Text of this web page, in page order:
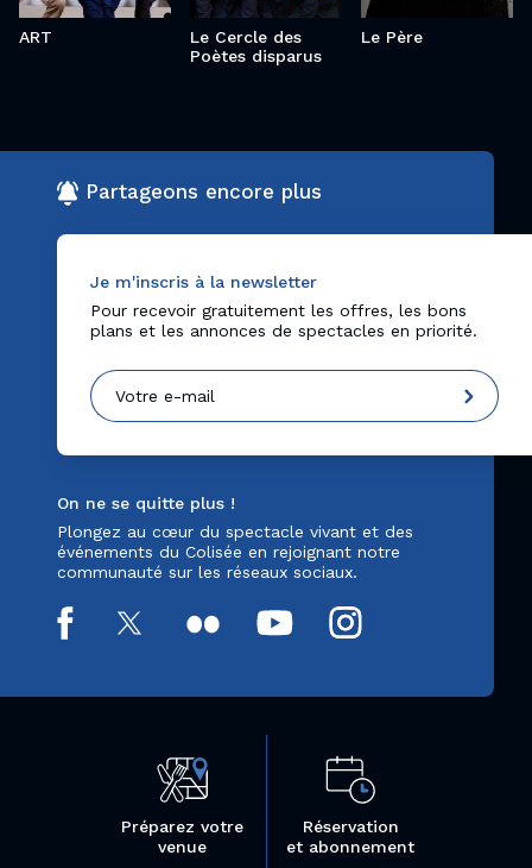
ART
Le Cercle des
Poètes disparus
Le Père
Partageons encore plus
Je m'inscris à la newsletter
Pour recevoir gratuitement les offres, les bons
plans et les annonces de spectacles en priorité.
On ne se quitte plus !
Plongez au cœur du spectacle vivant et des
événements du Colisée en rejoignant notre
communauté sur les réseaux sociaux.
Préparez votre
venue
Réservation
et abonnement